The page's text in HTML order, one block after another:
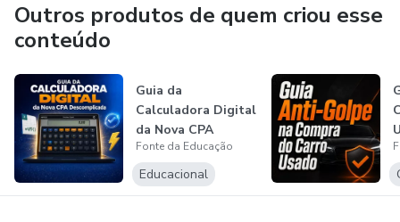
Outros produtos de quem criou esse
conteúdo
Guia da
Calculadora Digital
da Nova CPA
Fonte da Educação
Educacional